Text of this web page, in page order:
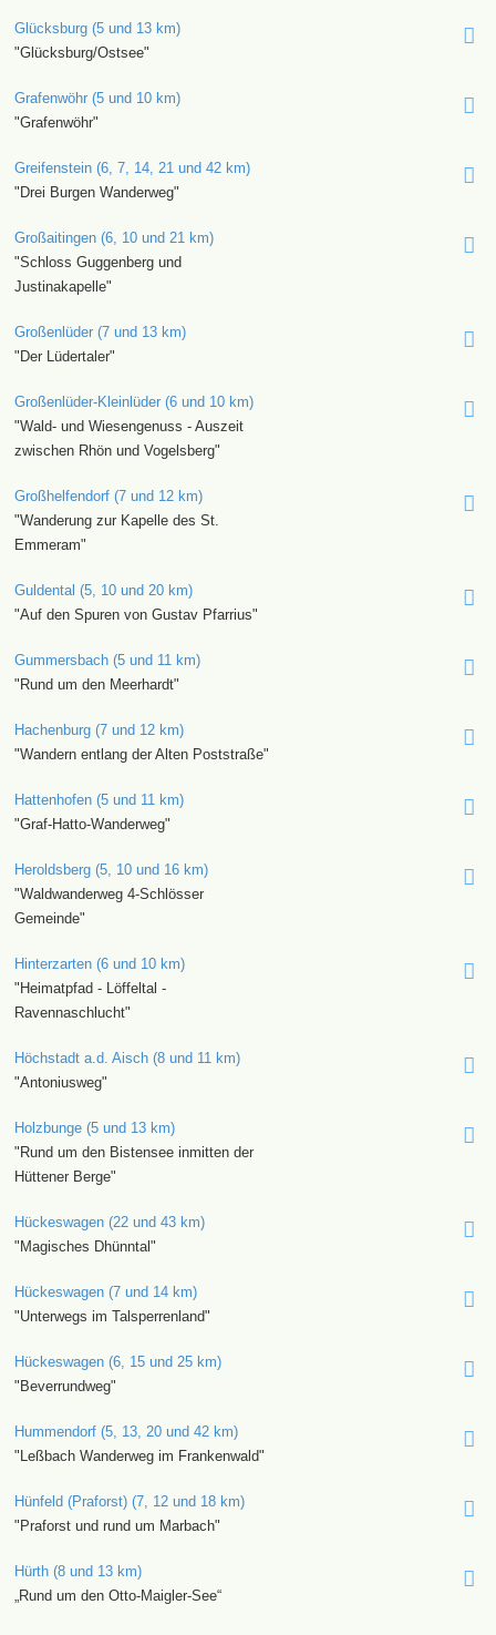
Glücksburg (5 und 13 km)
"Glücksburg/Ostsee"
Grafenwöhr (5 und 10 km)
"Grafenwöhr"
Greifenstein (6, 7, 14, 21 und 42 km)
"Drei Burgen Wanderweg"
Großaitingen (6, 10 und 21 km)
"Schloss Guggenberg und
Justinakapelle"
Großenlüder (7 und 13 km)
"Der Lüdertaler"
Großenlüder-Kleinlüder (6 und 10 km)
"Wald- und Wiesengenuss - Auszeit
zwischen Rhön und Vogelsberg"
Großhelfendorf (7 und 12 km)
"Wanderung zur Kapelle des St.
Emmeram"
Guldental (5, 10 und 20 km)
"Auf den Spuren von Gustav Pfarrius"
Gummersbach (5 und 11 km)
"Rund um den Meerhardt"
Hachenburg (7 und 12 km)
"Wandern entlang der Alten Poststraße"
Hattenhofen (5 und 11 km)
"Graf-Hatto-Wanderweg"
Heroldsberg (5, 10 und 16 km)
"Waldwanderweg 4-Schlösser
Gemeinde"
Hinterzarten (6 und 10 km)
"Heimatpfad - Löffeltal -
Ravennaschlucht"
Höchstadt a.d. Aisch (8 und 11 km)
"Antoniusweg"
Holzbunge (5 und 13 km)
"Rund um den Bistensee inmitten der
Hüttener Berge"
Hückeswagen (22 und 43 km)
"Magisches Dhünntal"
Hückeswagen (7 und 14 km)
"Unterwegs im Talsperrenland"
Hückeswagen (6, 15 und 25 km)
"Beverrundweg"
Hummendorf (5, 13, 20 und 42 km)
"Leßbach Wanderweg im Frankenwald"
Hünfeld (Praforst) (7, 12 und 18 km)
"Praforst und rund um Marbach"
Hürth (8 und 13 km)
„Rund um den Otto-Maigler-See“